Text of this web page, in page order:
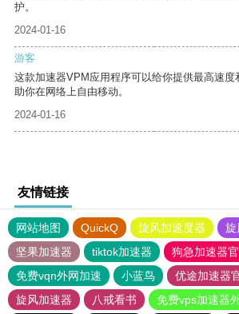
护。
2024-01-16
游客
这款加速器VPM应用程序可以给你提供最高速度
助你在网络上自由移动。
2024-01-16
友情链接
网站地图 QuickQ 旋风加速度器 旋
坚果加速器
tiktok加速器
狗急加速器
免费vqn外网加速
小蓝鸟 优途加速器
旋风加速器
八戒看书 免费vps加速器